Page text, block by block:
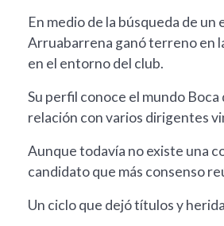
En medio de la búsqueda de
Arruabarrena ganó terreno en
en el entorno del club.
Su perfil conoce el mundo
relación con varios dirigentes
Aunque todavía no existe una
candidato que más consenso
Un ciclo que dejó títulos y